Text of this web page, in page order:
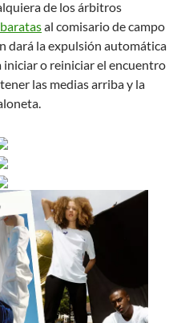
de los árbitros
al comisario de campo
dará la expulsión automática
iniciar o reiniciar el encuentro
las medias arriba y la